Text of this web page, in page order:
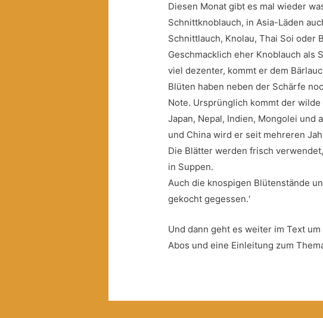
Diesen Monat gibt es mal wieder
Schnittknoblauch, in Asia-Läden
Schnittlauch, Knolau, Thai Soi oder
Geschmacklich eher Knoblauch als
viel dezenter, kommt er dem
Blüten haben neben der Schärfe
Note. Ursprünglich kommt der
Japan, Nepal, Indien, Mongolei und
und China wird er seit mehreren
Die Blätter werden frisch
in Suppen.
Auch die knospigen Blütenstände
gekocht gegessen.‘
Und dann geht es weiter im Text
Abos und eine Einleitung zum